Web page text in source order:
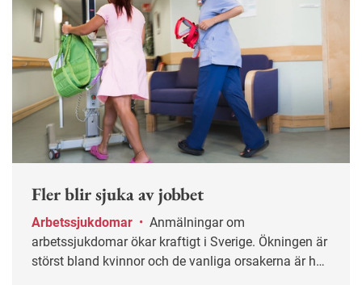
Fler blir sjuka av jobbet
Arbetssjukdomar •
arbetssjukdomar ökar kraftigt i Sverige. Ökningen är
störst bland kvinnor och de vanliga orsakerna är hög